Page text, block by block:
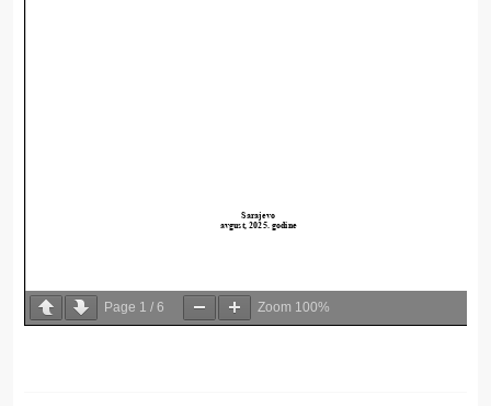
Page 1 / 6 Zoom 100%